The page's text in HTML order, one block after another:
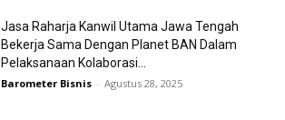
Jasa Raharja Kanwil Utama Jawa Tengah
Bekerja Sama Dengan Planet BAN Dalam
Pelaksanaan Kolaborasi...
Barometer Bisnis - Agustus 28, 2025